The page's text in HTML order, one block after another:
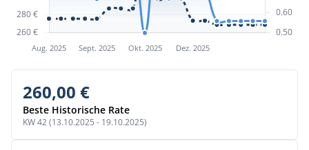
260,00 €
Beste Historische Rate
KW 42 (13.10.2025 - 19.10.2025)